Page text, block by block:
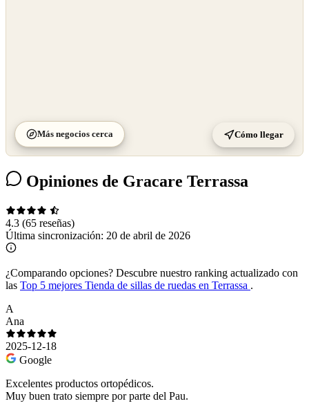
Más negocios cerca Cómo llegar
Opiniones de Gracare Terrassa
4.3 (65 reseñas)
Última sincronización: 20 de abril de 2026
¿Comparando opciones? Descubre nuestro ranking actualizado con
las Top 5 mejores Tienda de sillas de ruedas en Terrassa .
A
Ana
2025-12-18
Google
Excelentes productos ortopédicos.
Muy buen trato siempre por parte del Pau.